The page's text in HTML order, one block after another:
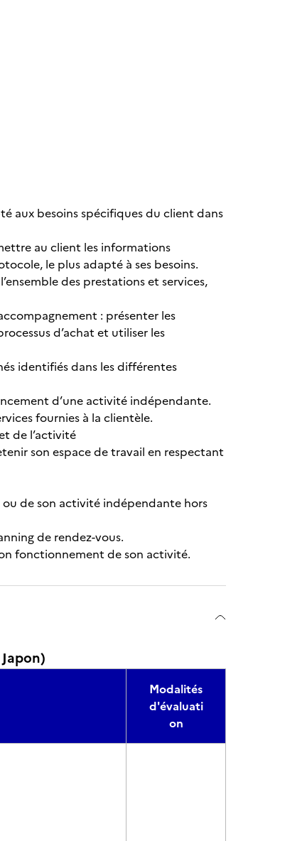
aux besoins spécifiques du client dans
au client les informations
le plus adapté à ses besoins.
des prestations et services,
: présenter les
d’achat et utiliser les
identifiés dans les différentes
d’une activité indépendante.
fournies à la clientèle.
de l’activité
son espace de travail en respectant
ou de son activité indépendante hors
de rendez-vous.
fonctionnement de son activité.
Modalités
d'évaluati
on